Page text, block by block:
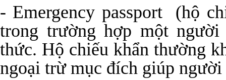
- Emergency passport (hộ
trong trường hợp một
thức. Hộ chiếu khẩn thường
ngoại trừ mục đích giúp